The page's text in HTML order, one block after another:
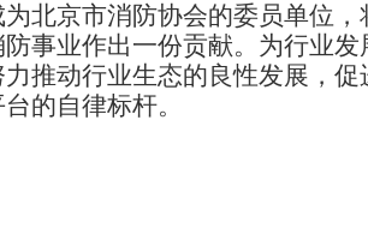
北京市消防协会的委员单位
事业作出一份贡献。为行业
推动行业生态的良性发展，
的自律标杆。